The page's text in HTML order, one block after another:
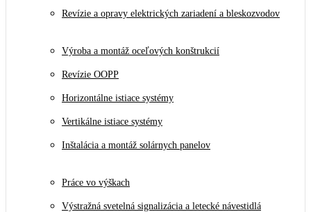
Revízie a opravy elektrických zariadení a bleskozvodov
Výroba a montáž oceľových konštrukcií
Revízie OOPP
Horizontálne istiace systémy
Vertikálne istiace systémy
Inštalácia a montáž solárnych panelov
Práce vo výškach
Výstražná svetelná signalizácia a letecké návestidlá